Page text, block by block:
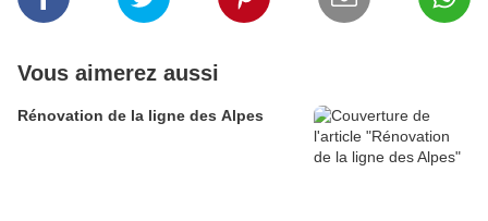
Vous aimerez aussi
Rénovation de la ligne des Alpes